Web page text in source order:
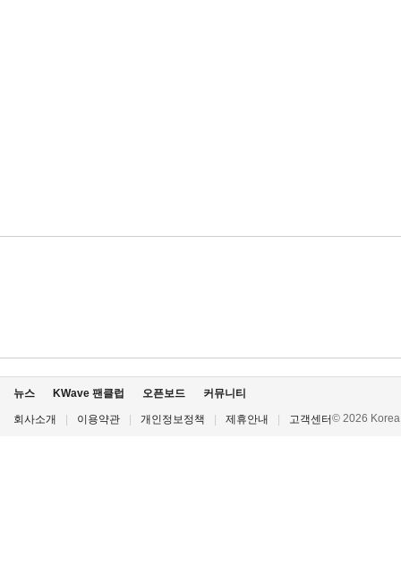
뉴스 KWave 팬클럽 오픈보드 커뮤니티
회사소개 이용약관 개인정보정책 제휴안내 고객센터© 2026